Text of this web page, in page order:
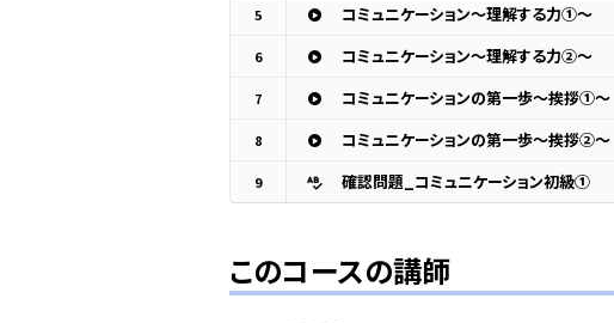
5 コミュニケーション～理解する力①～
6 コミュニケーション～理解する力②～
7 コミュニケーションの第一歩～挨拶①～
8 コミュニケーションの第一歩～挨拶②～
9 確認問題_コミュニケーション初級①
このコースの講師